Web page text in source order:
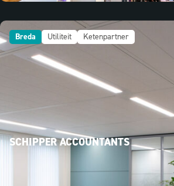
Breda Utiliteit Ketenpartner
SCHIPPER ACCOUNTANTS